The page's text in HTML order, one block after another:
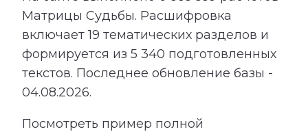
Матрицы Судьбы. Расшифровка
включает19 тематических разделов и
формируется из 5 340 подготовленных
текстов. Последнее обновление базы -
04.08.2026.
Посмотреть пример полной